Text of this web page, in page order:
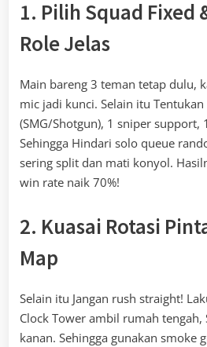
1. Pilih Squad Fixed
Role Jelas
Main bareng 3 teman tetap dulu,
mic jadi kunci. Selain itu
(SMG/Shotgun), 1 sniper support,
Sehingga Hindari solo queue
sering split dan mati konyol.
win rate naik 70%!
2. Kuasai Rotasi
Map
Selain itu Jangan rush straight!
Clock Tower ambil rumah
kanan. Sehingga gunakan smoke